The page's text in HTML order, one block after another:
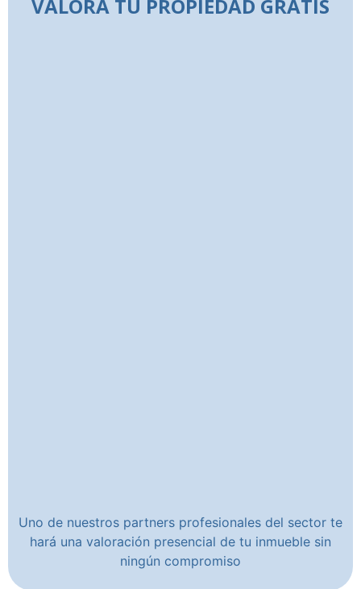
VALORA TU PROPIEDAD GRATIS
Uno de nuestros partners profesionales del sector te
hará una valoración presencial de tu inmueble sin
ningún compromiso